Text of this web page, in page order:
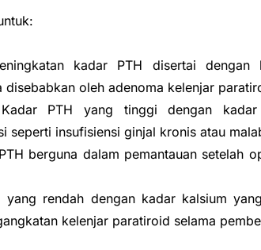
kadar PTH disertai
oleh adenoma kelenjar
Kadar PTH yang tinggi dengan
seperti insufisiensi ginjal kronis atau
berguna dalam pemantauan setelah
rendah dengan kadar kalsium
kelenjar paratiroid selama